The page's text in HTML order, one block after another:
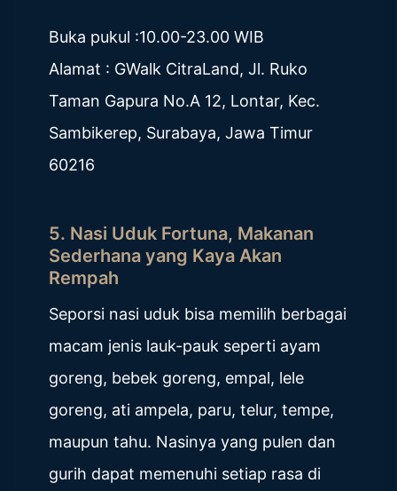
Buka pukul :10.00-23.00 WIB
Alamat : GWalk CitraLand, Jl. Ruko
Taman Gapura No.A 12, Lontar, Kec.
Sambikerep, Surabaya, Jawa Timur
60216
5. Nasi Uduk Fortuna, Makanan
Sederhana yang Kaya Akan
Rempah
Seporsi nasi uduk bisa memilih berbagai
macam jenis lauk-pauk seperti ayam
goreng, bebek goreng, empal, lele
goreng, ati ampela, paru, telur, tempe,
maupun tahu. Nasinya yang pulen dan
gurih dapat memenuhi setiap rasa di